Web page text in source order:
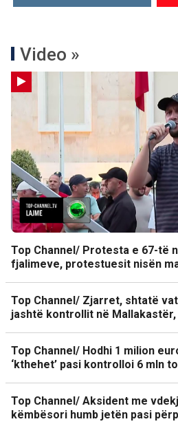
Video »
Top Channel/ Protesta e 67-të
fjalimeve, protestuesit nisën
Top Channel/ Zjarret, shtatë
jashtë kontrollit në
Top Channel/ Hodhi 1 milion
‘kthehet’ pasi kontrolloi 6 mln
Top Channel/ Aksident me
këmbësori humb jetën pasi